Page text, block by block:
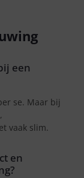
een
se. Maar bij
vaak slim.
en